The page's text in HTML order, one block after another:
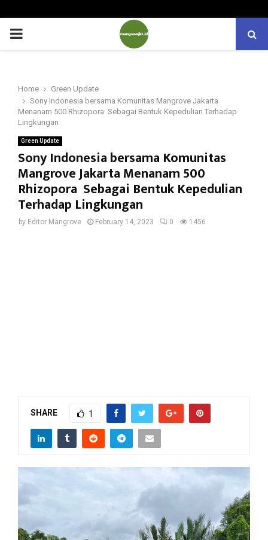
PRIMARY
Home
Green Update
Sony Indonesia bersama Komunitas Mangrove Jakarta
Menanam 500 Rhizopora Sebagai Bentuk Kepedulian Terhadap
Lingkungan
Green Update
Sony Indonesia bersama Komunitas
Mangrove Jakarta Menanam 500
Rhizopora Sebagai Bentuk Kepedulian
Terhadap Lingkungan
by Editor Mangrove February 14, 2023 0 1456
SHARE 1